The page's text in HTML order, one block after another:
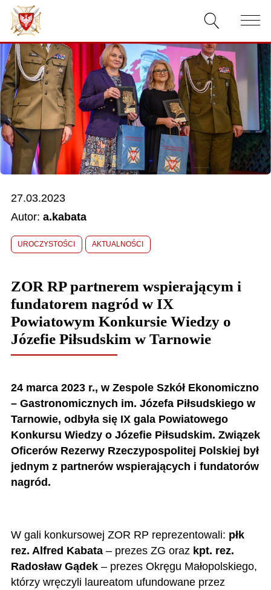
AKTUALNOŚCI
O ZWIĄZKU
DOKUMENTY
WŁADZE
RELACJE FILMOWE
KONKURSY
27.03.2023
Autor: a.kabata
UROCZYSTOŚCI AKTUALNOŚCI
ZOR RP partnerem wspierającym i
fundatorem nagród w IX
Powiatowym Konkursie Wiedzy o
Józefie Piłsudskim w Tarnowie
24 marca 2023 r., w Zespole Szkół Ekonomiczno
– Gastronomicznych im. Józefa Piłsudskiego w
Tarnowie, odbyła się IX gala Powiatowego
Konkursu Wiedzy o Józefie Piłsudskim. Związek
Oficerów Rezerwy Rzeczypospolitej Polskiej był
jednym z partnerów wspierających i fundatorów
nagród.
W gali konkursowej ZOR RP reprezentowali: płk
rez. Alfred Kabata– prezes ZG oraz kpt. rez.
Radosław Gądek– prezes Okręgu Małopolskiego,
którzy wręczyli laureatom ufundowane przez